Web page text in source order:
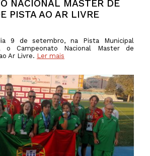
NACIONAL MASTER DE
PISTA AO AR LIVRE
9 de setembro, na Pista Municipal
o Campeonato Nacional Master de
Ar Livre. Ler mais